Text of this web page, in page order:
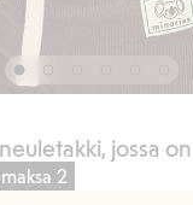
jossa
2